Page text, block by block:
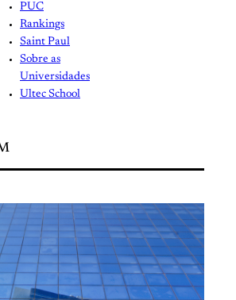
PUC
Rankings
Saint Paul
Sobre as
Universidades
Ultec School